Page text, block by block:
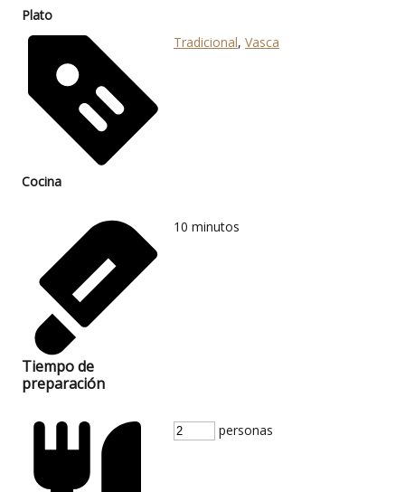
Plato
Cocina
Tradicional, Vasca
Tiempo de
preparación
10 minutos
personas